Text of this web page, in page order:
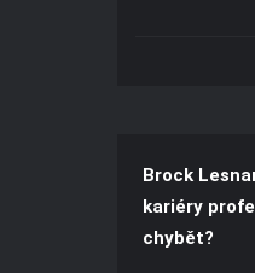
Brock
kariéry
chybět?